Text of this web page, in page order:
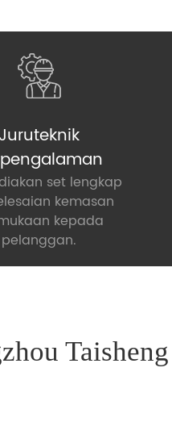
Juruteknik
set lengkap
kemasan
kepada
pelanggan.